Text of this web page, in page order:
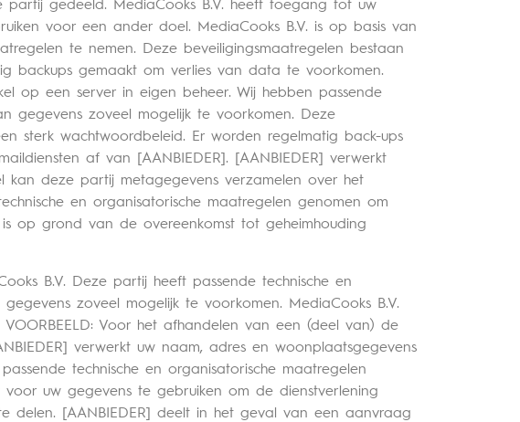
voor een ander doel. MediaCooks B.V. is op basis van
te nemen. Deze beveiligingsmaatregelen bestaan
backups gemaakt om verlies van data te voorkomen.
op een server in eigen beheer. Wij hebben passende
gegevens zoveel mogelijk te voorkomen. Deze
sterk wachtwoordbeleid. Er worden regelmatig back-ups
af van [AANBIEDER]. [AANBIEDER] verwerkt
kan deze partij metagegevens verzamelen over het
en organisatorische maatregelen genomen om
op grond van de overeenkomst tot geheimhouding
B.V. Deze partij heeft passende technische en
zoveel mogelijk te voorkomen. MediaCooks B.V.
Voor het afhandelen van een (deel van) de
verwerkt uw naam, adres en woonplaatsgegevens
technische en organisatorische maatregelen
uw gegevens te gebruiken om de dienstverlening
delen. [AANBIEDER] deelt in het geval van een aanvraag